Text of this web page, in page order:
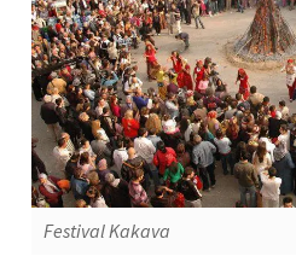
Festival Kakava